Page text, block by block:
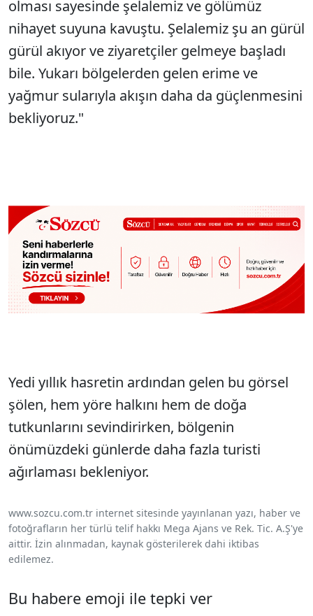
olması sayesinde şelalemiz ve gölümüz
nihayet suyuna kavuştu. Şelalemiz şu an gürül
gürül akıyor ve ziyaretçiler gelmeye başladı
bile. Yukarı bölgelerden gelen erime ve
yağmur sularıyla akışın daha da güçlenmesini
bekliyoruz."
Yedi yıllık hasretin ardından gelen bu görsel
şölen, hem yöre halkını hem de doğa
tutkunlarını sevindirirken, bölgenin
önümüzdeki günlerde daha fazla turisti
ağırlaması bekleniyor.
www.sozcu.com.tr internet sitesinde yayınlanan yazı, haber ve
fotoğrafların her türlü telif hakkı Mega Ajans ve Rek. Tic. A.Ş'ye
aittir. İzin alınmadan, kaynak gösterilerek dahi iktibas
edilemez.
Bu habere emoji ile tepki ver